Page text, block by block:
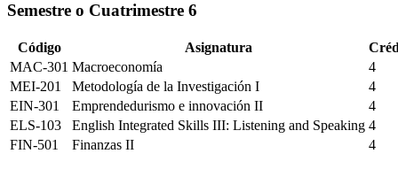
Semestre o Cuatrimestre 6
Código Asignatura
MAC-301 Macroeconomía
4
MEI-201
Metodología de la Investigación I
4
EIN-301
Emprendedurismo e innovación II
4
ELS-103
English Integrated Skills III: Listening and Speaking 4
FIN-501
Finanzas II 4